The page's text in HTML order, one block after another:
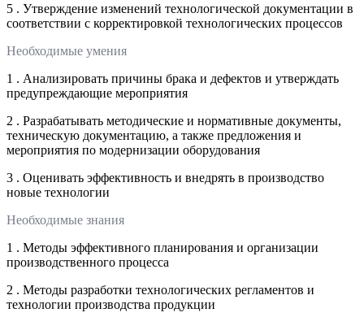
5 . Утверждение изменений технологической документации в
соответствии с корректировкой технологических процессов
Необходимые умения
1 . Анализировать причины брака и дефектов и утверждать
предупреждающие мероприятия
2 . Разрабатывать методические и нормативные документы,
техническую документацию, а также предложения и
мероприятия по модернизации оборудования
3 . Оценивать эффективность и внедрять в производство
новые технологии
Необходимые знания
1 . Методы эффективного планирования и организации
производственного процесса
2 . Методы разработки технологических регламентов и
технологии производства продукции